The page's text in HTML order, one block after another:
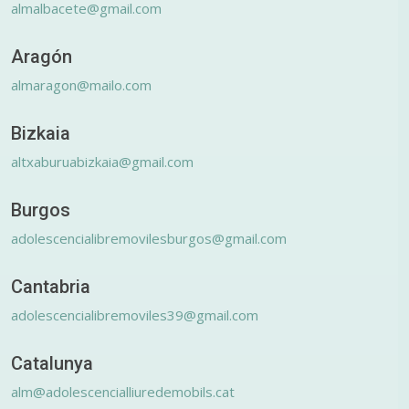
almalbacete@gmail.com
Aragón
almaragon@mailo.com
Bizkaia
altxaburuabizkaia@gmail.com
Burgos
adolescencialibremovilesburgos@gmail.com
Cantabria
adolescencialibremoviles39@gmail.com
Catalunya
alm@adolescencialliuredemobils.cat